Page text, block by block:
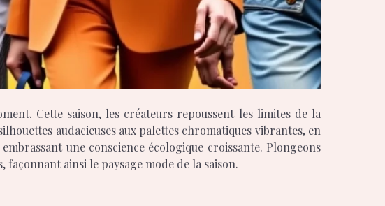
audacieuses aux palettes chromatiques vibrantes, en
une conscience écologique croissante. Plongeons
ainsi le paysage mode de la saison.